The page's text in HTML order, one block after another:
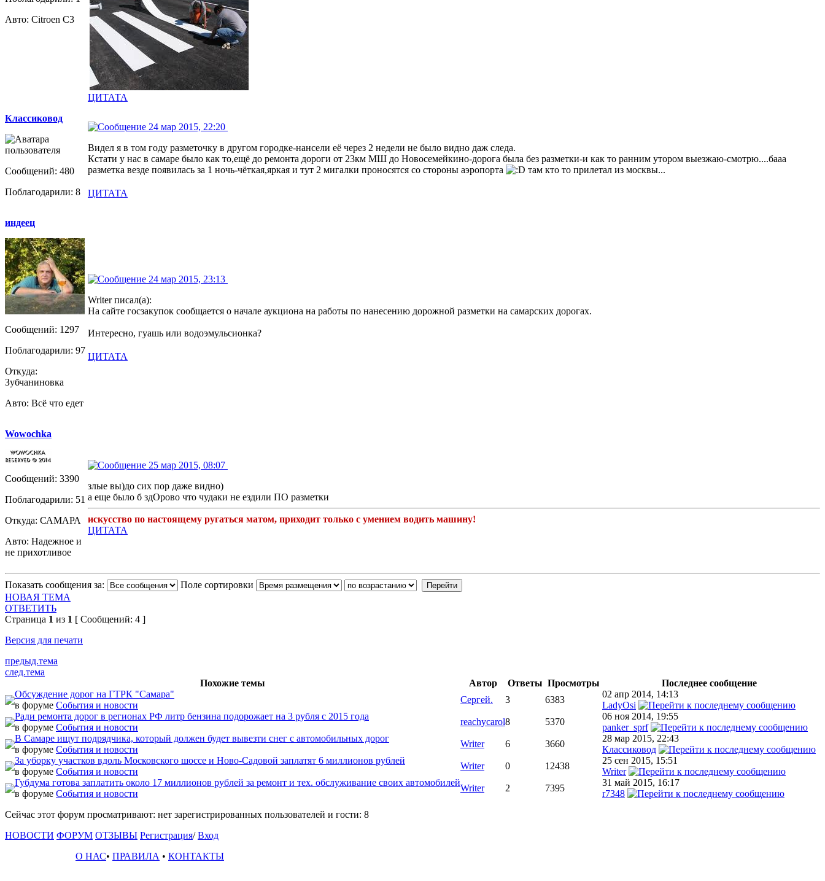
Авто: Citroen C3
ЦИТАТА
Классиковод
Сообщений: 480
Поблагодарили: 8
24 мар 2015, 22:20
Видел я в том году разметочку в другом городке-нансели её через 2 недели не было видно даж следа.
Кстати у нас в самаре было как то,ещё до ремонта дороги от 23км МШ до Новосемейкино-дорога была без разметки-и как то ранним утором выезжаю-смотрю....бааа
разметка везде появилась за 1 ночь-чёткая,яркая и тут 2 мигалки проносятся со стороны аэропорта
там кто то прилетал из москвы...
ЦИТАТА
индеец
Сообщений: 1297
Поблагодарили: 97
Откуда:
Зубчаниновка
Авто: Всё что едет
24 мар 2015, 23:13
Writer писал(а):
На сайте госзакупок сообщается о начале аукциона на работы по нанесению дорожной разметки на самарских дорогах.
Интересно, гуашь или водоэмульсионка?
ЦИТАТА
Wowochka
Сообщений: 3390
Поблагодарили: 51
Откуда: САМАРА
Авто: Надежное и
не прихотливое
25 мар 2015, 08:07
злые вы)до сих пор даже видно)
а еще было б здОрово что чудаки не ездили ПО разметки
искусство по настоящему ругаться матом, приходит только с умением водить машину!
ЦИТАТА
Показать сообщения за:
Поле сортировки
НОВАЯ ТЕМА
ОТВЕТИТЬ
Страница 1 из 1 [ Сообщений: 4 ]
Версия для печати
предыд.тема
след.тема
Похожие темы
Автор Ответы Просмотры
Последнее сообщение
Обсуждение дорог на ГТРК "Самара"
в форуме События и новости
Сергей. 3 6383
02 апр 2014, 14:13
LadyOsi
Ради ремонта дорог в регионах РФ литр бензина подорожает на 3 рубля с 2015 года
в форуме События и новости
reachycarol8 5370
06 ноя 2014, 19:55
panker_sprf
В Самаре ищут подрядчика, который должен будет вывезти снег с автомобильных дорог
в форуме События и новости
Writer 6 3660
28 мар 2015, 22:43
Классиковод
За уборку участков вдоль Московского шоссе и Ново-Садовой заплатят 6 миллионов рублей
в форуме События и новости
Writer 0 12438
25 сен 2015, 15:51
Writer
Губдума готова заплатить около 17 миллионов рублей за ремонт и тех. обслуживание своих автомобилей
в форуме События и новости
Writer 2 7395
31 май 2015, 16:17
r7348
Сейчас этот форум просматривают: нет зарегистрированных пользователей и гости: 8
НОВОСТИ ФОРУМ ОТЗЫВЫ Регистрация/ Вход
О НАС• ПРАВИЛА • КОНТАКТЫ